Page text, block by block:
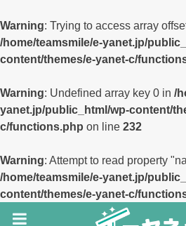
Warning: Trying to access array
/home/teamsmile/e-yanet.jp/
content/themes/e-yanet-c/
Warning: Undefined array key 0 in /
yanet.jp/public_html/wp-content/
c/functions.php on line 232
Warning: Attempt to read property
/home/teamsmile/e-yanet.jp/
content/themes/e-yanet-c/